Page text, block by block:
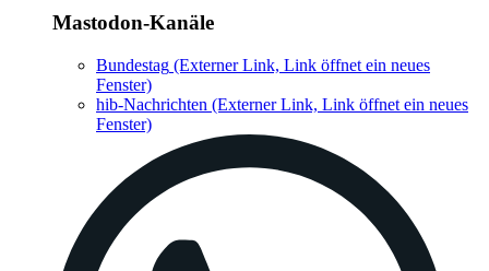
Mastodon-Kanäle
Bundestag (Externer Link, Link öffnet ein neues
Fenster)
hib-Nachrichten (Externer Link, Link öffnet ein neues
Fenster)